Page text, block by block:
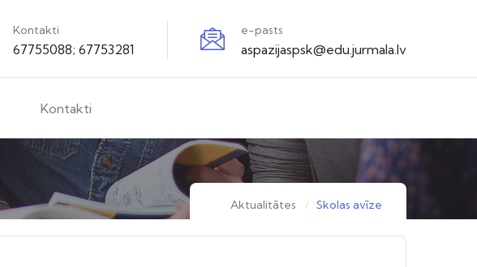
Kontakti
67755088; 67753281
e-pasts
aspazijaspsk@edu.jurmala.lv
Kontakti
Aktualitātes Skolas avīze